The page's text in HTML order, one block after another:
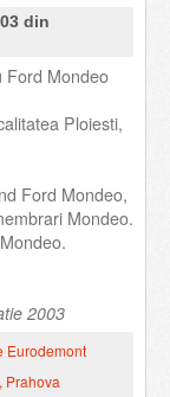
din
Ford Mondeo
Ploiesti,
Ford Mondeo,
Mondeo.
2003
Eurodemont
Prahova